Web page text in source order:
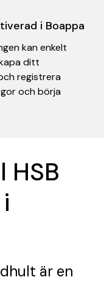
i Boappa
kan enkelt
ditt
registrera
och börja
HSB
är en